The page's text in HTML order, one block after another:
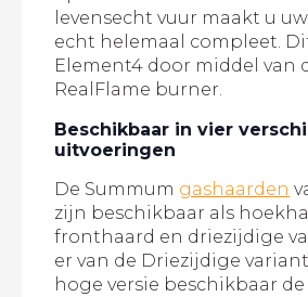
levensecht vuur maakt u
echt helemaal compleet.
Element4 door middel van
RealFlame burner.
Beschikbaar in vier
uitvoeringen
De Summum gashaarden
zijn beschikbaar als
fronthaard en driezijdige
er van de Driezijdige
hoge versie beschikbaar de